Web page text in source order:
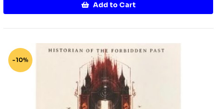
Add to Cart
-10%